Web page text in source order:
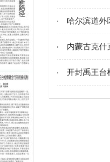
哈尔滨道外
内蒙古克什
开封禹王台